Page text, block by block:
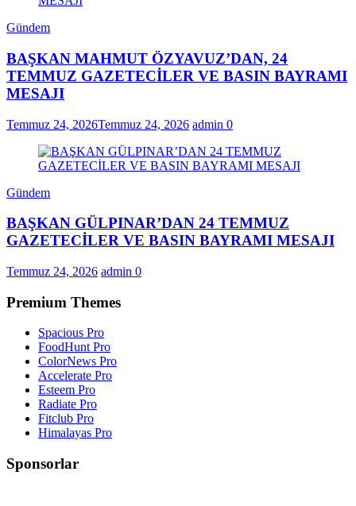
Gündem
BAŞKAN MAHMUT ÖZYAVUZ’DAN, 24
TEMMUZ GAZETECİLER VE BASIN BAYRAMI
MESAJI
Temmuz 24, 2026Temmuz 24, 2026 admin 0
Gündem
BAŞKAN GÜLPINAR’DAN 24 TEMMUZ
GAZETECİLER VE BASIN BAYRAMI MESAJI
Temmuz 24, 2026 admin 0
Premium Themes
Spacious Pro
FoodHunt Pro
ColorNews Pro
Accelerate Pro
Esteem Pro
Radiate Pro
Fitclub Pro
Himalayas Pro
Sponsorlar